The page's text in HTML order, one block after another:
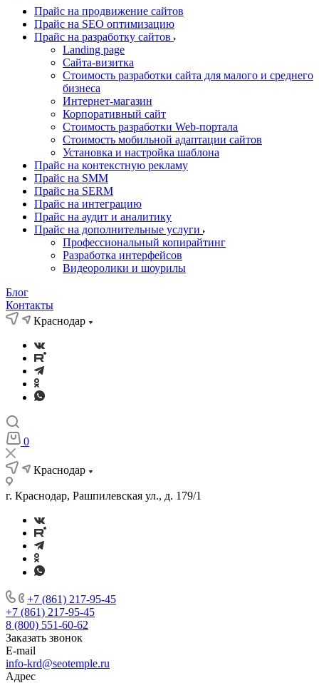
Прайс на продвижение сайтов
Прайс на SEO оптимизацию
Прайс на разработку сайтов
Landing page
Cайта-визитка
Стоимость разработки сайта для малого и среднего
бизнеса
Интернет-магазин
Корпоративный сайт
Стоимость разработки Web-портала
Стоимость мобильной адаптации сайтов
Установка и настройка шаблона
Прайс на контекстную рекламу
Прайс на SMM
Прайс на SERM
Прайс на интеграцию
Прайс на аудит и аналитику
Прайс на дополнительные услуги
Профессиональный копирайтинг
Разработка интерфейсов
Видеоролики и шоурилы
Блог
Контакты
Краснодар
0
Краснодар
г. Краснодар, Рашпилевская ул., д. 179/1
+7 (861) 217-95-45
+7 (861) 217-95-45
8 (800) 551-60-62
Заказать звонок
E-mail
info-krd@seotemple.ru
Адрес